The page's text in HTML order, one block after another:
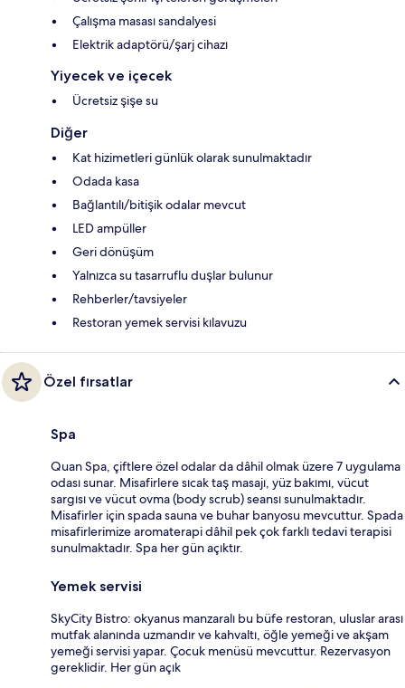
Çalışma masası sandalyesi
Elektrik adaptörü/şarj cihazı
Yiyecek ve içecek
Ücretsiz şişe su
Diğer
Kat hizimetleri günlük olarak sunulmaktadır
Odada kasa
Bağlantılı/bitişik odalar mevcut
LED ampüller
Geri dönüşüm
Yalnızca su tasarruflu duşlar bulunur
Rehberler/tavsiyeler
Restoran yemek servisi kılavuzu
Özel fırsatlar
Spa
Quan Spa, çiftlere özel odalar da dâhil olmak üzere 7 uygulama
odası sunar. Misafirlere sıcak taş masajı, yüz bakımı, vücut
sargısı ve vücut ovma (body scrub) seansı sunulmaktadır.
Misafirler için spada sauna ve buhar banyosu mevcuttur. Spada
misafirlerimize aromaterapi dâhil pek çok farklı tedavi terapisi
sunulmaktadır. Spa her gün açıktır.
Yemek servisi
SkyCity Bistro: okyanus manzaralı bu büfe restoran, uluslar arası
mutfak alanında uzmandır ve kahvaltı, öğle yemeği ve akşam
yemeği servisi yapar. Çocuk menüsü mevcuttur. Rezervasyon
gereklidir. Her gün açık